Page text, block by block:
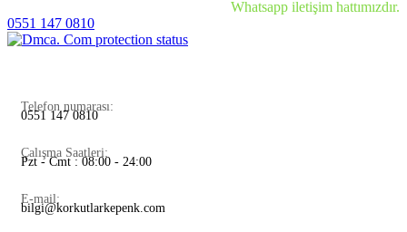
Whatsapp iletişim hattımızdır.
0551 147 0810
Telefon numarası:
0551 147 0810
Çalışma Saatleri:
Pzt - Cmt : 08:00 - 24:00
E-mail:
bilgi@korkutlarkepenk.com